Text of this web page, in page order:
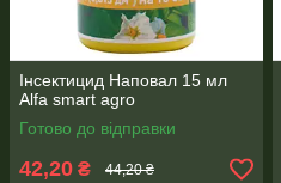
Інсектицид Наповал 15 мл
Alfa smart agro
Готово до відправки
42,20 ₴ 44,20 ₴